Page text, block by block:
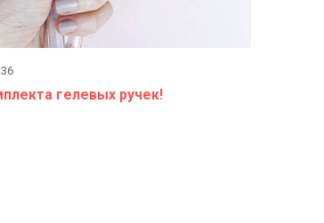
гелевых ручек!